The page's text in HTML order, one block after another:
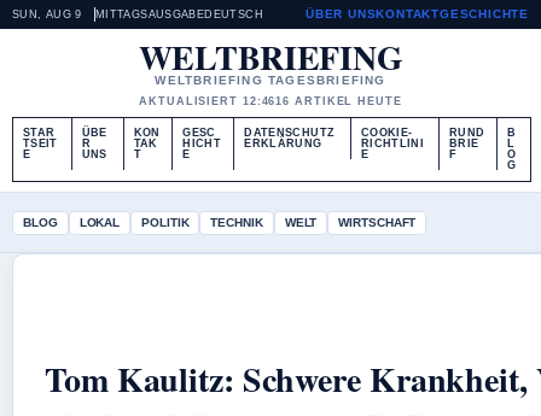
SUN, AUG 9 MITTAGSAUSGABEDEUTSCH ÜBER UNSKONTAKTGESCHICHTE
WELTBRIEFING
WELTBRIEFING TAGESBRIEFING
AKTUALISIERT 12:4616 ARTIKEL HEUTE
STAR
TSEIT
E
ÜBE
R
UNS
KON
TAK
T
GESC
HICHT
E
DATENSCHUTZ
ERKLÄRUNG
COOKIE-
RICHTLINI
E
RUND
BRIE
F
B
L
O
G
BLOG LOKAL POLITIK TECHNIK WELT WIRTSCHAFT
Tom Kaulitz: Schwere Krankheit,